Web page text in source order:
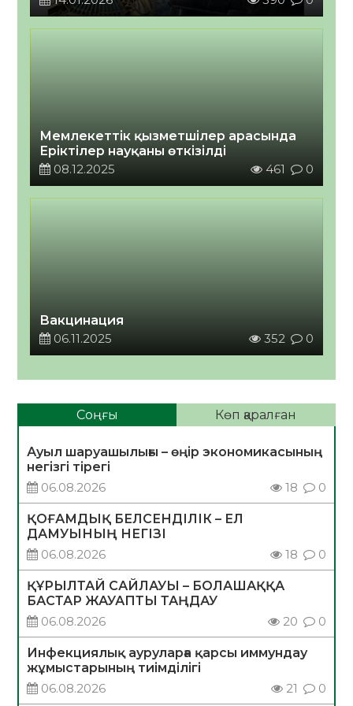
Мемлекеттік қызметшілер арасында
Еріктілер науқаны өткізілді
08.12.2025
461 0
Вакцинация
06.11.2025
352 0
Соңғы Көп қаралған
Ауыл шаруашылығы – өңір экономикасының
негізгі тірегі
06.08.2026
18 0
ҚОҒАМДЫҚ БЕЛСЕНДІЛІК – ЕЛ
ДАМУЫНЫҢ НЕГІЗІ
06.08.2026
18 0
ҚҰРЫЛТАЙ САЙЛАУЫ – БОЛАШАҚҚА
БАСТАР ЖАУАПТЫ ТАҢДАУ
06.08.2026
20 0
Инфекциялық ауруларға қарсы иммундау
жұмыстарының тиімділігі
06.08.2026
21 0